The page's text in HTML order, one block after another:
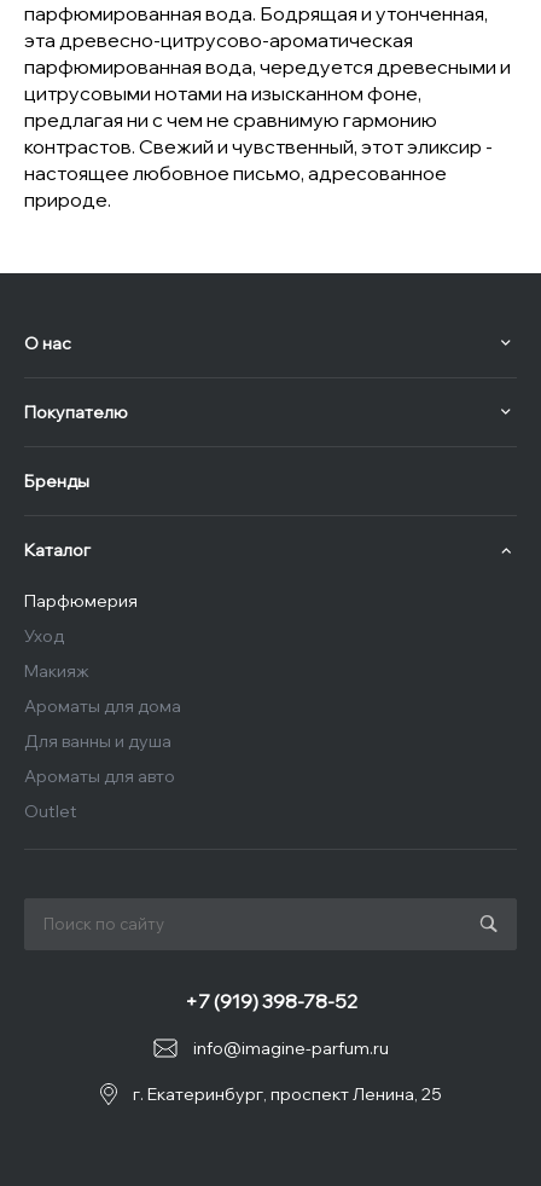
парфюмированная вода. Бодрящая и утонченная,
эта древесно-цитрусово-ароматическая
парфюмированная вода, чередуется древесными и
цитрусовыми нотами на изысканном фоне,
предлагая ни с чем не сравнимую гармонию
контрастов. Свежий и чувственный, этот эликсир -
настоящее любовное письмо, адресованное
природе.
О нас
Покупателю
Бренды
Каталог
Парфюмерия
Уход
Макияж
Ароматы для дома
Для ванны и душа
Ароматы для авто
Outlet
info@imagine-parfum.ru
+7 (919) 398-78-52
г. Екатеринбург, проспект Ленина, 25